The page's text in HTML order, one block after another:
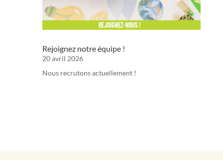
Rejoignez notre équipe !
20 avril 2026
Nous recrutons actuellement !